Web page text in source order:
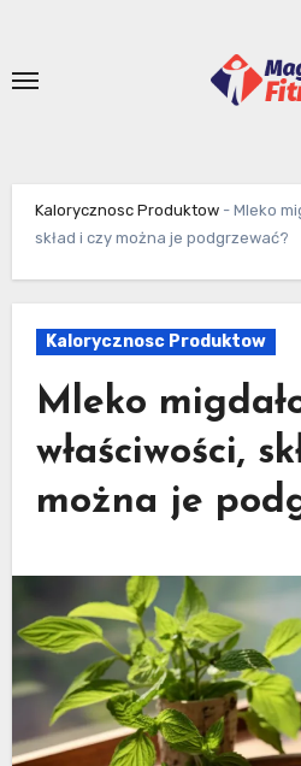
content
Kalorycznosc Produktow -Mleko
skład i czy można je podgrzewać?
Kalorycznosc Produktow
Mleko
właściwości,
można je